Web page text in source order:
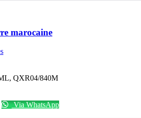
marocaine
QXR04/840M
Via WhatsApp